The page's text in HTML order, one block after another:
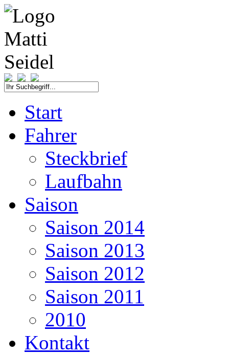
Start
Fahrer
Steckbrief
Laufbahn
Saison
Saison 2014
Saison 2013
Saison 2012
Saison 2011
2010
Kontakt